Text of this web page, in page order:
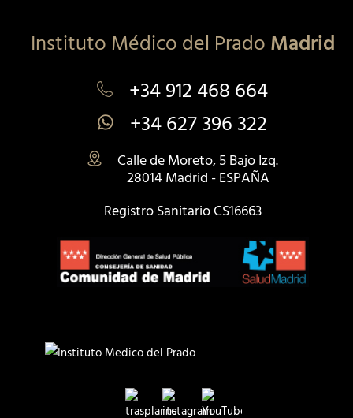
Instituto Médico del PradoMadrid
+34 912 468 664
+34 627 396 322
Calle de Moreto, 5 Bajo Izq.
28014 Madrid - ESPAÑA
Registro Sanitario CS16663